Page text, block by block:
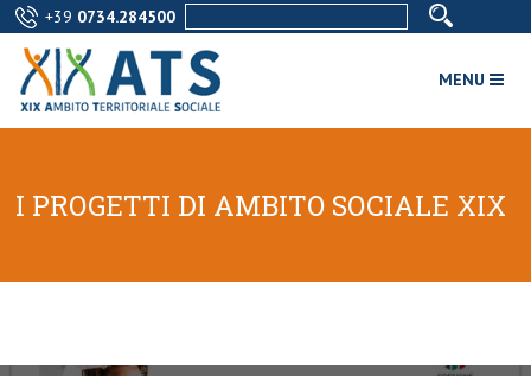
+39 0734.284500
MENU
I PROGETTI DI AMBITO SOCIALE XIX